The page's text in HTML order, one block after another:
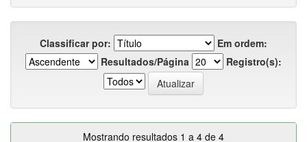
Classificar por:
Em ordem:
Resultados/Página
Registro(s):
Mostrando resultados 1 a 4 de 4